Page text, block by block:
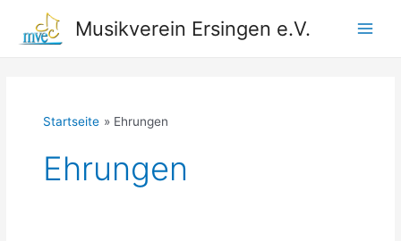
springen
Musikverein Ersingen e.V.
Startseite Ehrungen
Ehrungen